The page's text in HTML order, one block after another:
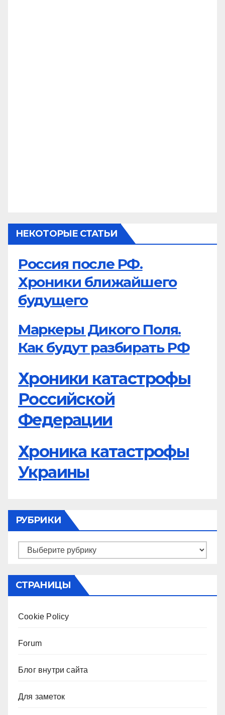
НЕКОТОРЫЕ СТАТЬИ
Россия после РФ.
Хроники ближайшего
будущего
Маркеры Дикого Поля.
Как будут разбирать РФ
Хроники катастрофы
Российской
Федерации
Хроника катастрофы
Украины
РУБРИКИ
Рубрики
СТРАНИЦЫ
Cookie Policy
Forum
Блог внутри сайта
Для заметок